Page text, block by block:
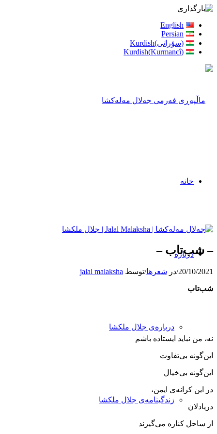
English
Persian
(سۆرانی)Kurdish
Kurdish(Kurmancî)
خانه
درباره
درباره‌ی جلال ملکشا
زندگینامه‌ی جلال ملکشا
– شب‌تاب –
20/10/2021
/در شعرها/توسط jalal malaksha
شب‌تاب
نه، من نباید ایستاده باشم
این‌گونه بی‌تفاوت
این‌گونه بی‌خیال
در این كرانه‌ی ‌ایمن،
دریادلان
از ساحل كناره می‌گیرند